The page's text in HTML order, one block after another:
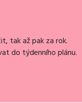
tak až pak za rok.
do týdenního plánu.